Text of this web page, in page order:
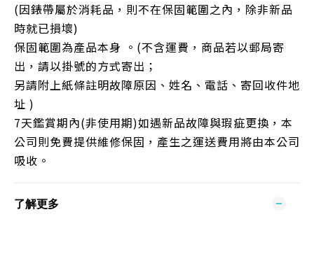
(因錶帶屬於消耗品，則不在保固範圍之內，除非新品
時就已損壞)
保固範圍為產品本身 。(不含運費，商品若以郵局寄
出，請以掛號的方式寄出；
另請附上紙條註明故障原因、姓名、電話、寄回收件地
址 )
7天鑑賞期內(非使用期)如遇新品故障與瑕疵更換，本
公司則免費提供維修保固，產生之運送費用將由本公司
吸收。
了解更多